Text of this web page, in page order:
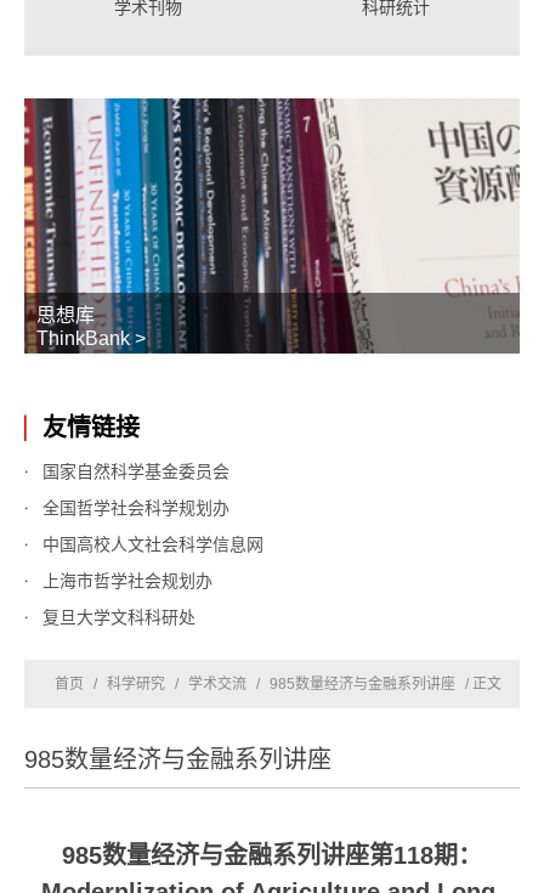
学术刊物 科研统计
思想库
ThinkBank >
友情链接
国家自然科学基金委员会
全国哲学社会科学规划办
中国高校人文社会科学信息网
上海市哲学社会规划办
复旦大学文科科研处
首页 / 科学研究 / 学术交流 / 985数量经济与金融系列讲座 / 正文
985数量经济与金融系列讲座
985数量经济与金融系列讲座第118期：